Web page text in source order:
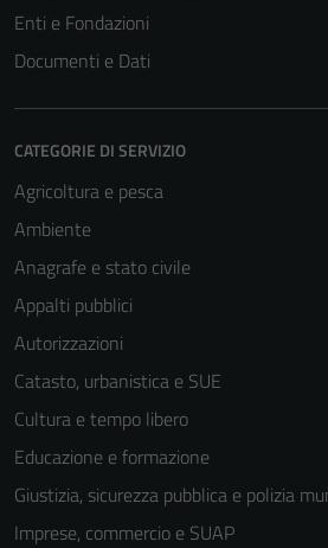
Enti e Fondazioni
Documenti e Dati
CATEGORIE DI SERVIZIO
Agricoltura e pesca
Ambiente
Anagrafe e stato civile
Appalti pubblici
Autorizzazioni
Catasto, urbanistica e SUE
Cultura e tempo libero
Educazione e formazione
Giustizia, sicurezza pubblica e polizia
Imprese, commercio e SUAP